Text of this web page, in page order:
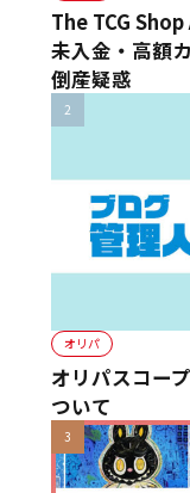
The TCG
未入金・高額
倒産疑惑
オリパ
オリパスコー
ついて